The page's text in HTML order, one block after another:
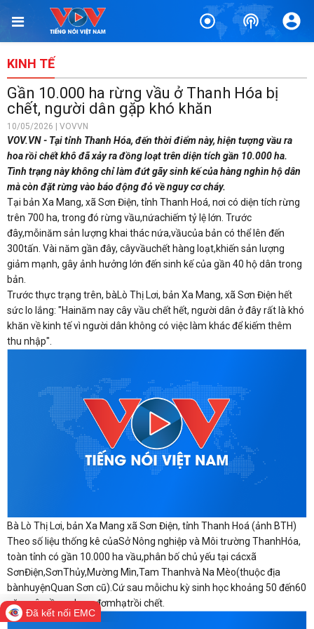
KINH TẾ
Gần 10.000 ha rừng vầu ở Thanh Hóa bị
chết, người dân gặp khó khăn
10/05/2026 | VOVVN
VOV.VN - Tại tỉnh Thanh Hóa, đến thời điểm này, hiện tượng vầu ra
hoa rồi chết khô đã xảy ra đồng loạt trên diện tích gần 10.000 ha.
Tình trạng này không chỉ làm đứt gãy sinh kế của hàng nghìn hộ dân
mà còn đặt rừng vào báo động đỏ về nguy cơ cháy.
Tại bản Xa Mang, xã Sơn Điện, tỉnh Thanh Hoá, nơi có diện tích rừng
trên 700 ha, trong đó rừng vầu,nứachiếm tỷ lệ lớn. Trước
đây,mỗinăm sản lượng khai thác nứa,vầucủa bản có thể lên đến
300tấn. Vài năm gần đây, câyvầuchết hàng loạt,khiến sản lượng
giảm mạnh, gây ảnh hưởng lớn đến sinh kế của gần 40 hộ dân trong
bản.
Trước thực trạng trên, bàLò Thị Lơi, bản Xa Mang, xã Sơn Điện hết
sức lo lắng: "Hainăm nay cây vầu chết hết, người dân ở đây rất là khó
khăn về kinh tế vì người dân không có việc làm khác để kiếm thêm
thu nhập".
Bà Lò Thị Lơi, bản Xa Mang xã Sơn Điện, tỉnh Thanh Hoá (ảnh BTH)
Theo số liệu thống kê củaSở Nông nghiệp và Môi trường ThanhHóa,
toàn tỉnh có gần 10.000 ha vầu,phân bố chủ yếu tại cácxã
SơnĐiện,SơnThủy,Mường Mìn,Tam Thanhvà Na Mèo(thuộc địa
bànhuyệnQuan Sơn cũ).Cứ sau mỗichu kỳ sinh học khoảng 50 đến60
năm,câyvầu ra hoa, đơmhạtrồi chết.
Đã kết nối EMC